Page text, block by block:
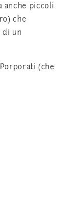
anche piccoli
che
di un
(che